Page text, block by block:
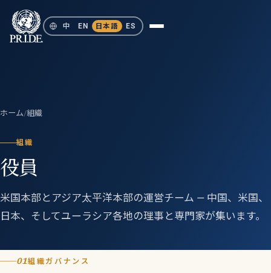
中 EN 日本語 ES
ホーム/組織
組織
役員
米国本部とアジア太平洋本部の運営チーム — 中国、米国、
日本、そしてユーラシア各地の理事と専門家が集います。
01組織ガバナンス